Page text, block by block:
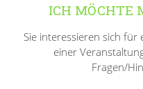
ICH MÖCHTE
Sie interessieren sich
einer
Fragen/